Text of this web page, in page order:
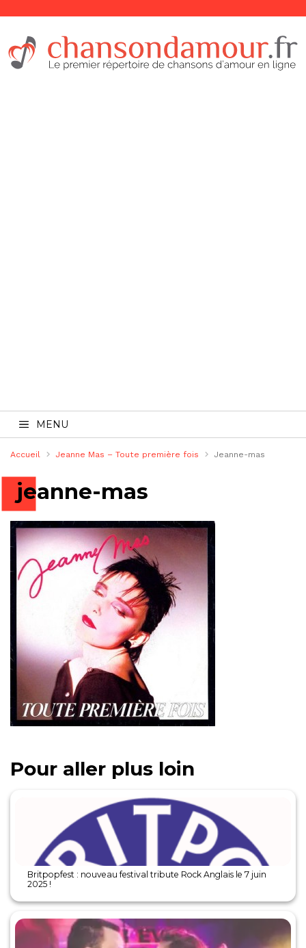
MENU
Accueil Jeanne Mas – Toute première fois Jeanne-mas
jeanne-mas
Pour aller plus loin
Britpopfest : nouveau festival tribute Rock Anglais le 7 juin
2025 !